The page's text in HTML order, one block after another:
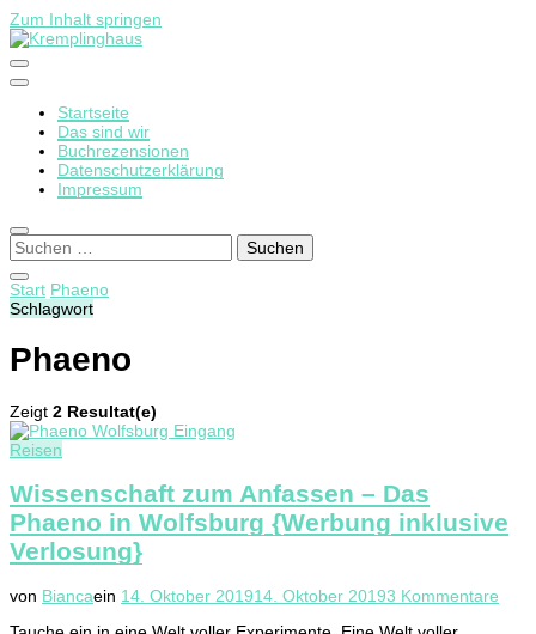
Zum Inhalt springen
Kremplinghaus
Startseite
Das sind wir
Buchrezensionen
Datenschutzerklärung
Impressum
Suchen
nach:
Start Phaeno
Schlagwort
Phaeno
Zeigt 2 Resultat(e)
Reisen
Wissenschaft zum Anfassen – Das
Phaeno in Wolfsburg {Werbung inklusive
Verlosung}
von Biancaein 14. Oktober 201914. Oktober 20193 Kommentare